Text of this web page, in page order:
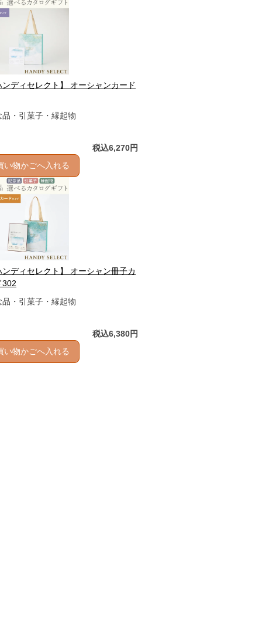
ンディセレクト】 オーシャンカード
品・引菓子・縁起物
税込6,270円
い物かごへ入れる
ンディセレクト】 オーシャン冊子カ
302
品・引菓子・縁起物
税込6,380円
い物かごへ入れる